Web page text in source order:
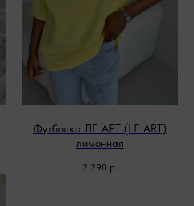
Футболка ЛЕ АРТ (LE ART)
лимонная
2 290 р.